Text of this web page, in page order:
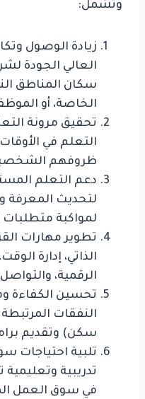
وتشمل:
زيادة الوصول
العالي الجودة
سكان المناطق
الخاصة، أو
تحقيق مرونة
التعلم في
ظروفهم
دعم التعلم
لتحديث المعرفة
لمواكبة
الذاتي، إدارة
الرقمية،
تحسين الكفاءة
النفقات المرتبطة
سكن) وتقديم
تلبية احتياجات
تدريبية
في سوق العمل